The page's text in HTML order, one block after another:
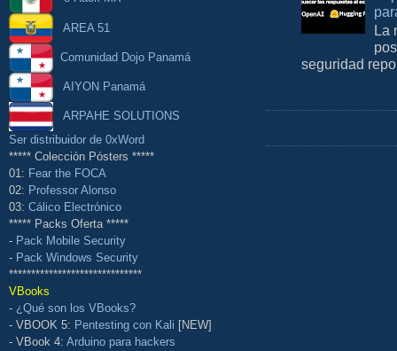
AREA 51
Comunidad Dojo Panamá
AIYON Panamá
ARPAHE SOLUTIONS
Ser distribuidor de 0xWord
***** Colección Pósters *****
01: Fear the FOCA
02: Professor Alonso
03: Cálico Electrónico
***** Packs Oferta *****
- Pack Mobile Security
- Pack Windows Security
******************************
VBooks
- ¿Qué son los VBooks?
- VBOOK 5: Pentesting con Kali [NEW]
- VBook 4: Arduino para hackers
La
seguridad